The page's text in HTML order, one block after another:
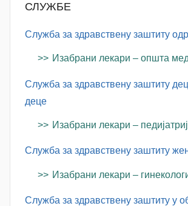
СЛУЖБЕ
Служба за здравствену заштиту
Изабрани лекари – општа
Служба за здравствену заштиту
деце
Изабрани лекари –
Служба за здравствену заштиту
Изабрани лекари –
Служба за здравствену заштиту у